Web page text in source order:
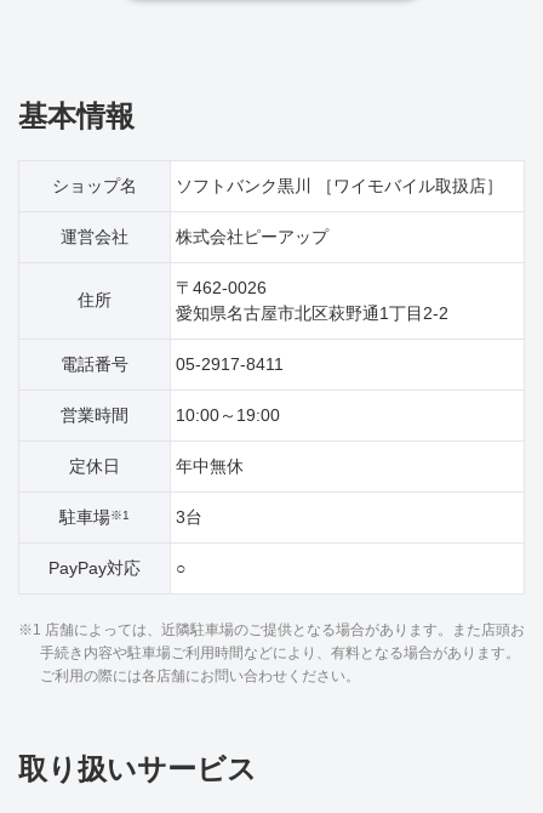
基本情報
ショップ名 ソフトバンク黒川 ［ワイモバイル取扱店］
運営会社 株式会社ピーアップ
住所
〒462-0026
愛知県名古屋市北区萩野通1丁目2‐2
電話番号 05-2917-8411
営業時間 10:00～19:00
定休日 年中無休
駐車場※1 3台
PayPay対応 ○
※1 店舗によっては、近隣駐車場のご提供となる場合があります。また店頭お
手続き内容や駐車場ご利用時間などにより、有料となる場合があります。
ご利用の際には各店舗にお問い合わせください。
取り扱いサービス